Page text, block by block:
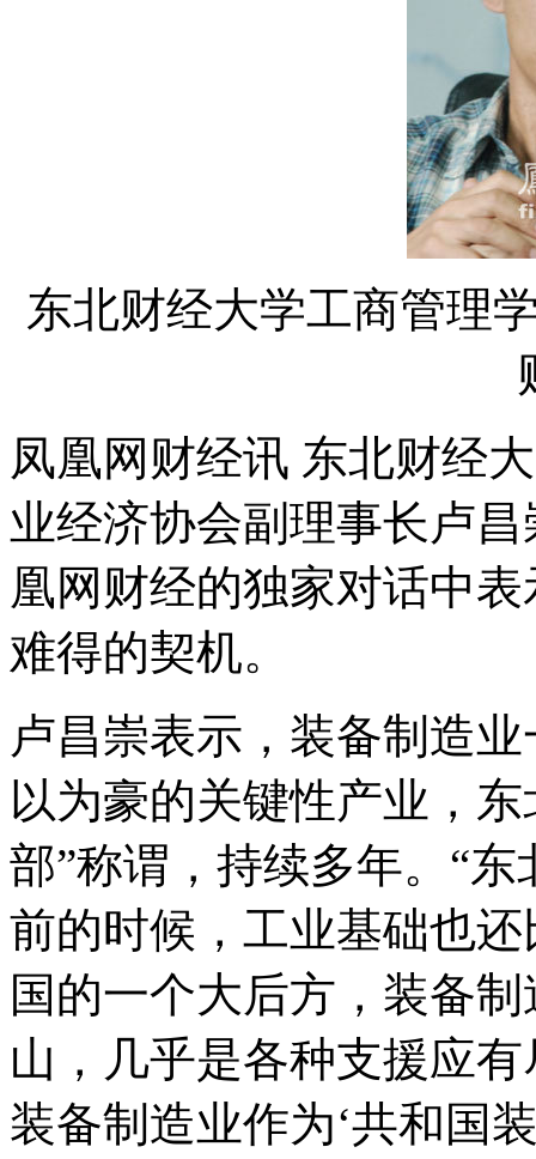
东北财经大学工商管理
凤凰网财经讯 东北财经
业经济协会副理事长卢昌
凰网财经的独家对话中
难得的契机。
卢昌崇表示，装备制造
以为豪的关键性产业，
部”称谓，持续多年。“
前的时候，工业基础也
国的一个大后方，装备
山，几乎是各种支援应
装备制造业作为‘共和国